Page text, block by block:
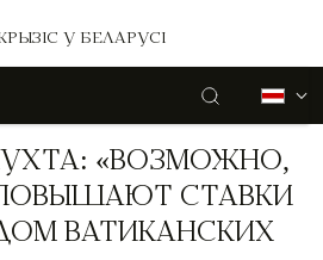
У БЕЛАРУСІ
«ВОЗМОЖНО,
СТАВКИ
ВАТИКАНСКИХ